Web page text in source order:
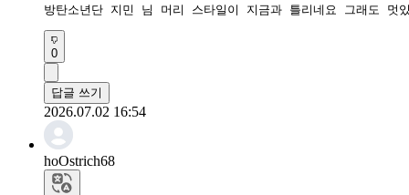
방탄소년단 지민 님 머리 스타일이 지금과 틀리네요 그래도 멋
0
답글 쓰기
2026.07.02 16:54
hoOstrich68